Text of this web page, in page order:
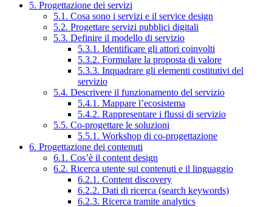
5. Progettazione dei servizi
5.1. Cosa sono i servizi e il service design
5.2. Progettare servizi pubblici digitali
5.3. Definire il modello di servizio
5.3.1. Identificare gli attori coinvolti
5.3.2. Formulare la proposta di valore
5.3.3. Inquadrare gli elementi costitutivi del
servizio
5.4. Descrivere il funzionamento del servizio
5.4.1. Mappare l’ecosistema
5.4.2. Rappresentare i flussi di servizio
5.5. Co-progettare le soluzioni
5.5.1. Workshop di co-progettazione
6. Progettazione dei contenuti
6.1. Cos’è il content design
6.2. Ricerca utente sui contenuti e il linguaggio
6.2.1. Content discovery
6.2.2. Dati di ricerca (search keywords)
6.2.3. Ricerca tramite analytics